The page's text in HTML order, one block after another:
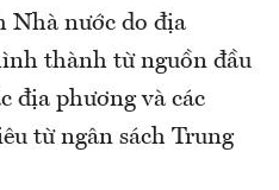
Nhà nước do địa
thành từ nguồn đầu
địa phương và các
từ ngân sách Trung